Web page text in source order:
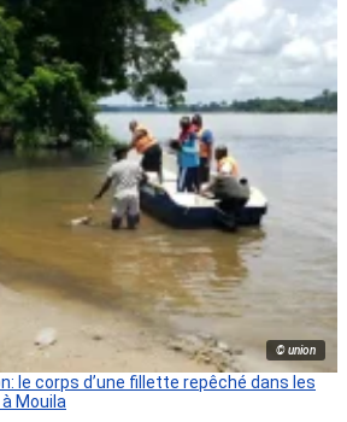
© union
le corps d’une fillette repêché dans les
Mouila